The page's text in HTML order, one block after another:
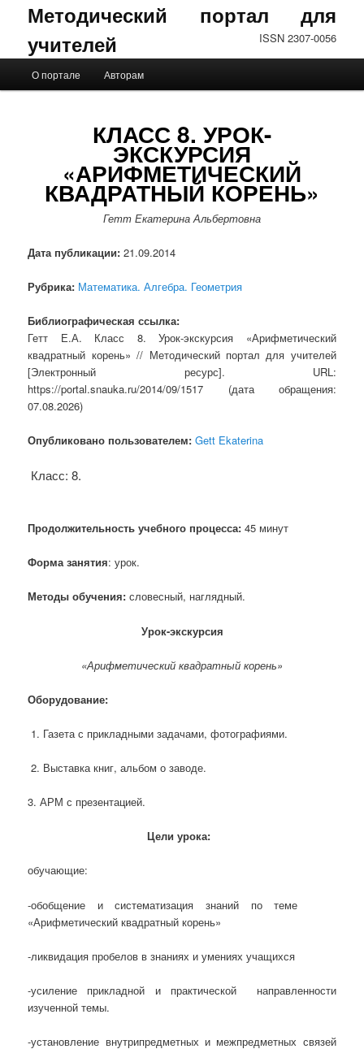
Методический портал для
учителей
ISSN 2307-0056
Перейти к основному содержимому
Перейти к дополнительному содержимому
О портале Авторам
КЛАСС 8. УРОК-
ЭКСКУРСИЯ
«АРИФМЕТИЧЕСКИЙ
КВАДРАТНЫЙ КОРЕНЬ»
Гетт Екатерина Альбертовна
Дата публикации: 21.09.2014
Рубрика: Математика. Алгебра. Геометрия
Библиографическая ссылка:
Гетт Е.А. Класс 8. Урок-экскурсия «Арифметический
квадратный корень» // Методический портал для учителей
[Электронный ресурс]. URL:
https://portal.snauka.ru/2014/09/1517 (дата обращения:
07.08.2026)
Опубликовано пользователем: Gett Ekaterina
Класс: 8.
Продолжительность учебного процесса: 45 минут
Форма занятия: урок.
Методы обучения: словесный, наглядный.
Урок-экскурсия
«Арифметический квадратный корень»
Оборудование:
1. Газета с прикладными задачами, фотографиями.
2. Выставка книг, альбом о заводе.
3. АРМ с презентацией.
Цели урока:
обучающие:
-обобщение и систематизация знаний по теме
«Арифметический квадратный корень»
-ликвидация пробелов в знаниях и умениях учащихся
-усиление прикладной и практической направленности
изученной темы.
-установление внутрипредметных и межпредметных связей